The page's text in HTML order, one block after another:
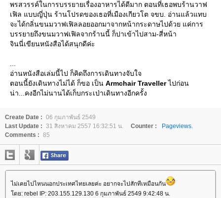
พรสวรรค์ในการบรรยายเรื่องอาหารได้ดีมาก ตอนที่เธอพบร้านวาฟ
เฟิล แบบญี่ปุ่น ร้านโปรดของเธอที่เมืองเกียวโต จขบ. อ่านแล้วแทบ
จะได้กลิ่นขนมวาฟเฟิลลอยออกมาจากหน้ากระดาษไปด้วย แค่การ
บรรยายถึงขนมวาฟเฟิลจากร้านนี้ ก็ปาเข้าไปสาม-สี่หน้า
จินนี่เขียนหนังสือได้สนุกดีค่ะ
...
อ่านหนังสือเล่มนี้ไป ก็คิดถึงการเดินทางจับใจ
ตอนนี้ยังเดินทางไม่ได้ ก็ขอ เป็น Armchair Travellerไปก่อน
น่า...คงอีกไม่นานได้เก็บกระเป่าเดินทางอีกครั้ง
Create Date : 06 กุมภาพันธ์ 2549
Last Update : 31 สิงหาคม 2557 16:32:51 น. Counter :
Pageviews.
Comments : 85
ไม่เคยไปไหนนอกประเทศไทยเลยค่ะ อยากจะไปสักทีเหมือนกัน
ดย: rebel IP: 203.155.129.130 6 กุมภาพันธ์ 2549 9:42:48 น.